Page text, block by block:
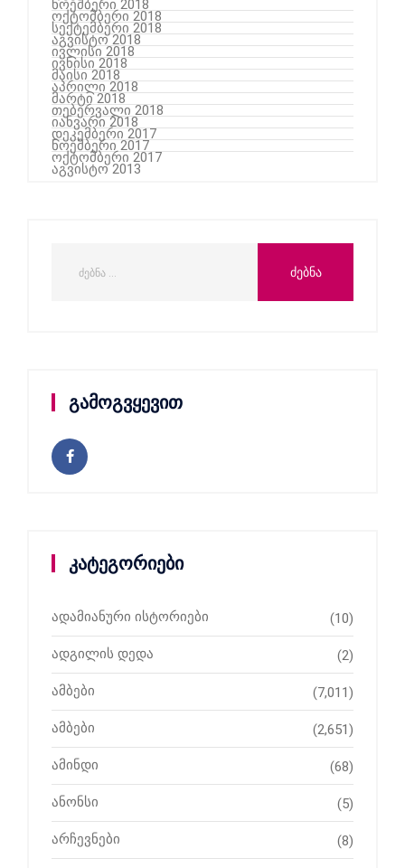
ნოემბერი 2018
ოქტომბერი 2018
სექტემბერი 2018
აგვისტო 2018
ივლისი 2018
ივნისი 2018
მაისი 2018
აპრილი 2018
მარტი 2018
თებერვალი 2018
იანვარი 2018
დეკემბერი 2017
ნოემბერი 2017
ოქტომბერი 2017
აგვისტო 2013
გამოგვყევით
კატეგორიები
ადამიანური ისტორიები (10)
ადგილის დედა (2)
ამბები (7,011)
ამბები (2,651)
ამინდი (68)
ანონსი (5)
არჩევნები (8)